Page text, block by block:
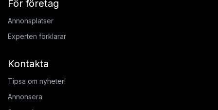
För företag
Annonsplatser
Experten förklarar
Kontakta
Tipsa om nyheter!
Annonsera